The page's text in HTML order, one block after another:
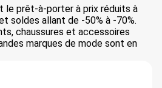
le prêt-à-porter à prix réduits à
soldes allant de -50% à -70%.
chaussures et accessoires
marques de mode sont en